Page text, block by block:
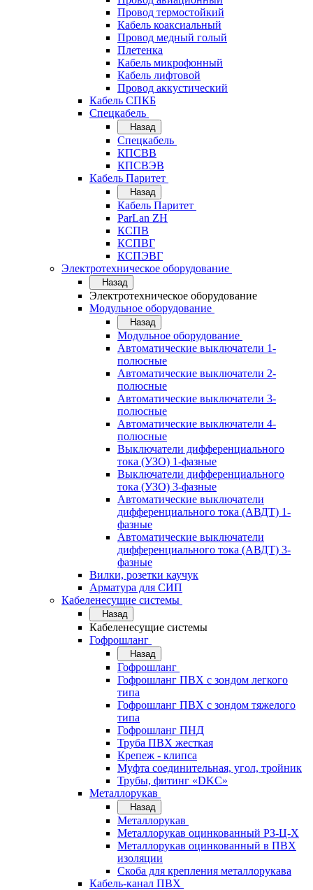
Провод термостойкий
Кабель коаксиальный
Провод медный голый
Плетенка
Кабель микрофонный
Кабель лифтовой
Провод аккустический
Кабель СПКБ
Спецкабель
Назад
Спецкабель
КПСВВ
КПСВЭВ
Кабель Паритет
Назад
Кабель Паритет
ParLan ZH
КСПВ
КСПВГ
КСПЭВГ
Электротехническое оборудование
Назад
Электротехническое оборудование
Модульное оборудование
Назад
Модульное оборудование
Автоматические выключатели 1-
полюсные
Автоматические выключатели 2-
полюсные
Автоматические выключатели 3-
полюсные
Автоматические выключатели 4-
полюсные
Выключатели дифференциального
тока (УЗО) 1-фазные
Выключатели дифференциального
тока (УЗО) 3-фазные
Автоматические выключатели
дифференциального тока (АВДТ) 1-
фазные
Автоматические выключатели
дифференциального тока (АВДТ) 3-
фазные
Вилки, розетки каучук
Арматура для СИП
Кабеленесущие системы
Назад
Кабеленесущие системы
Гофрошланг
Назад
Гофрошланг
Гофрошланг ПВХ с зондом легкого
типа
Гофрошланг ПВХ с зондом тяжелого
типа
Гофрошланг ПНД
Труба ПВХ жесткая
Крепеж - клипса
Муфта соединительная, угол, тройник
Трубы, фитинг «DKC»
Металлорукав
Назад
Металлорукав
Металлорукав оцинкованный РЗ-Ц-Х
Металлорукав оцинкованный в ПВХ
изоляции
Скоба для крепления металлорукава
Кабель-канал ПВХ